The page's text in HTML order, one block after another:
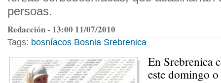
persoas.
Redacción - 13:00 11/07/2010
Tags: bosníacos Bosnia Srebrenica
En Srebrenica
este domingo